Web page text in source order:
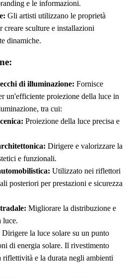
e le informazioni.
Gli artisti utilizzano le proprietà
sculture e installazioni
dinamiche.
di illuminazione: Fornisce
un'efficiente proiezione della luce in
tra cui:
Proiezione della luce precisa e
Dirigere e valorizzare la
e funzionali.
Utilizzato nei riflettori
posteriori per prestazioni e sicurezza
Migliorare la distribuzione e
luce.
Dirigere la luce solare su un punto
di energia solare. Il rivestimento
e la durata negli ambienti